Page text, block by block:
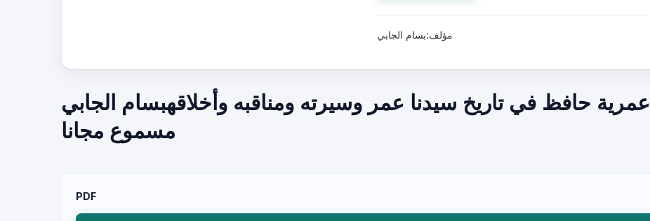
مؤلف:بسام الجابي
عمرية حافظ في تاريخ سيدنا عمر وسيرته ومناقبه وأخلاقهبسام الجابي
مسموع مجانا
PDF